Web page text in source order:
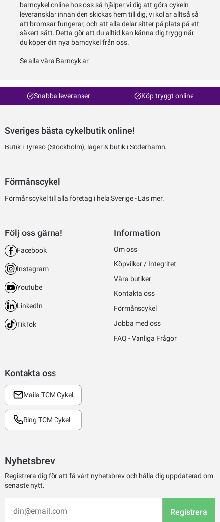
barncykel online hos oss så hjälper vi dig att göra cykeln
leveransklar innan den skickas hem till dig, vi kollar alltså så
att bromsar fungerar, och att alla delar sitter på plats på ett
säkert sätt. Detta gör att du alltid kan känna dig trygg när
du köper din nya barncykel från oss.
Se alla våra Barncyklar
Snabba leveranser Köp tryggt online
Sveriges bästa cykelbutik online!
Butik i Tyresö (Stockholm), lager & butik i Söderhamn.
Förmånscykel
Förmånscykel till alla företag i hela Sverige - Läs mer.
Kontakta oss
Maila TCM Cykel
Ring TCM Cykel
Följ oss gärna!
Facebook
Instagram
Youtube
LinkedIn
TikTok
Information
Om oss
Köpvilkor / Integritet
Våra butiker
Kontakta oss
Förmånscykel
Jobba med oss
FAQ - Vanliga Frågor
Nyhetsbrev
Registrera dig för att få vårt nyhetsbrev och hålla dig uppdaterad om
senaste nytt.
Registrera